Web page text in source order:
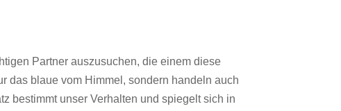
Partner auszusuchen, die einem diese
das blaue vom Himmel, sondern handeln auch
bestimmt unser Verhalten und spiegelt sich in